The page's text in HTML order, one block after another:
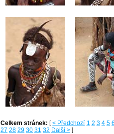
Celkem stránek: [< Předchozí 1 2 3 4 5
27 28 29 30 31 32 Další > ]